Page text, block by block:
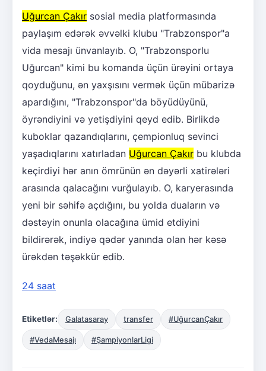
Uğurcan Çakır sosial media platformasında
paylaşım edərək əvvəlki klubu "Trabzonspor"a
vida mesajı ünvanlayıb. O, "Trabzonsporlu
Uğurcan" kimi bu komanda üçün ürəyini ortaya
qoyduğunu, ən yaxşısını vermək üçün mübarizə
apardığını, "Trabzonspor"da böyüdüyünü,
öyrəndiyini və yetişdiyini qeyd edib. Birlikdə
kuboklar qazandıqlarını, çempionluq sevinci
yaşadıqlarını xatırladan Uğurcan Çakır bu klubda
keçirdiyi hər anın ömrünün ən dəyərli xatirələri
arasında qalacağını vurğulayıb. O, karyerasında
yeni bir səhifə açdığını, bu yolda duaların və
dəstəyin onunla olacağına ümid etdiyini
bildirərək, indiyə qədər yanında olan hər kəsə
ürəkdən təşəkkür edib.
24 saat
Etiketlər: Galatasaray transfer #UğurcanÇakır
#VedaMesajı #ŞampiyonlarLigi